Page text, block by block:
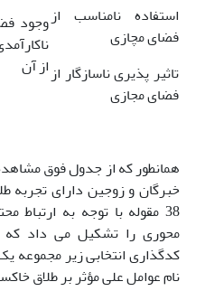
استفاده نامناسب از
فضای مچازی
تاثیر پذیری ناسازگار از
فضای مجازی
وجود
از آن
خبرگان و زوجین دارای تجربه
کدگذاری انتخابی زیر مجموعه
نام عوامل علی مؤثر بر طلاق